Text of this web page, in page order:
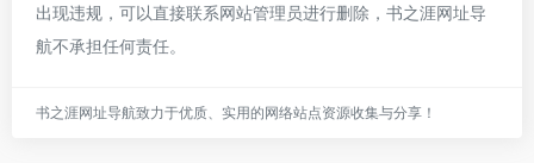
出现违规，可以直接联系网站管理员进行删除，书之涯网址导
航不承担任何责任。
书之涯网址导航致力于优质、实用的网络站点资源收集与分享！